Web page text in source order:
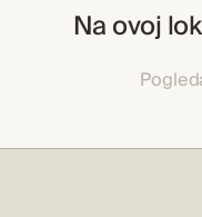
Na ovoj